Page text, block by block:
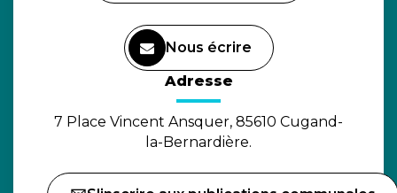
Nous écrire
(ouverture dans un nouvel
Adresse
7 Place Vincent Ansquer, 85610 Cugand-
la-Bernardière.